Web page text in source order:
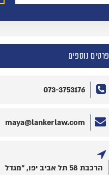
פרטים נוספים
073-3753176
maya@lankerlaw.com
הרכבת 58 תל אביב יפו, "מגדל